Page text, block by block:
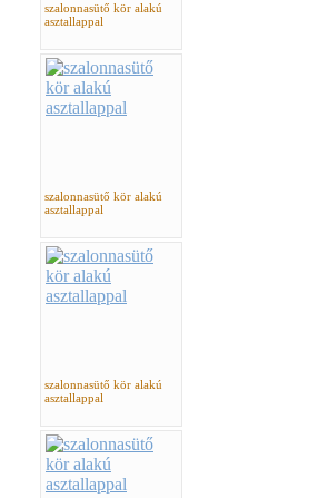
szalonnasütő kör alakú
asztallappal
szalonnasütő kör alakú
asztallappal
szalonnasütő kör alakú
asztallappal